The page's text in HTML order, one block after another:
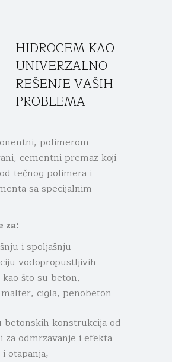
HIDROCEM KAO
UNIVERZALNO
REŠENJE VAŠIH
PROBLEMA
polimerom
cementni premaz koji
tečnog polimera i
sa specijalnim
za:
i spoljašnju
vodopropustljivih
što su beton,
cigla, penobeton
betonskih konstrukcija od
za odmrzavanje i efekta
otapanja,